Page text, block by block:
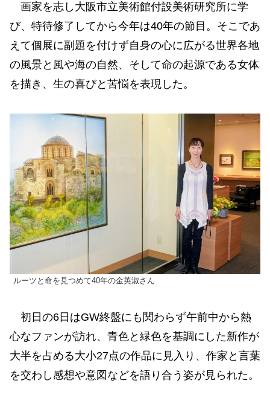
画家を志し大阪市立美術館付設美術研究所に学
び、特待修了してから今年は40年の節目。そこであ
えて個展に副題を付けず自身の心に広がる世界各地
の風景と風や海の自然、そして命の起源である女体
を描き、生の喜びと苦悩を表現した。
ルーツと命を見つめて40年の金英淑さん
初日の6日はGW終盤にも関わらず午前中から熱
心なファンが訪れ、青色と緑色を基調にした新作が
大半を占める大小27点の作品に見入り、作家と言葉
を交わし感想や意図などを語り合う姿が見られた。